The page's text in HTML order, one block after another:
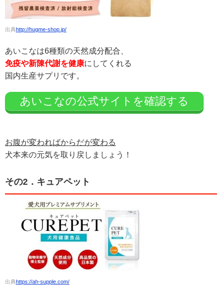
出典http://hugme-shop.jp/
あいこなは6種類の天然成分配合、
免疫や新陳代謝を健康にしてくれる
国内生産サプリです。
あいこなの公式サイトを確認する
お腹が変わればからだが変わる
犬本来の元気を取り戻しましょう！
その2．キュアペット
出典https://ah-supple.com/